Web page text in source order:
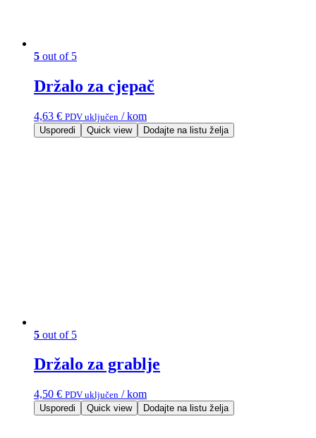
5 out of 5
Držalo za cjepač
4,63 € PDV uključen / kom
Usporedi Quick view Dodajte na listu želja
5 out of 5
Držalo za grablje
4,50 € PDV uključen / kom
Usporedi Quick view Dodajte na listu želja